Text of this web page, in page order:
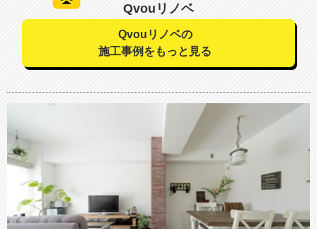
Qvouリノベ
Qvouリノベの
施工事例をもっと見る